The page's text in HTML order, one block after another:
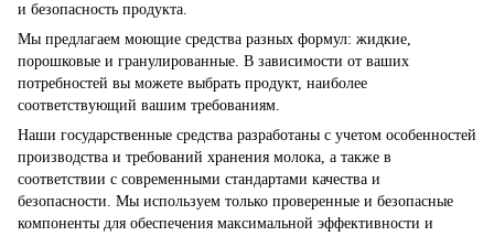
и безопасность продукта.
Мы предлагаем моющие средства разных формул: жидкие,
порошковые и гранулированные. В зависимости от ваших
потребностей вы можете выбрать продукт, наиболее
соответствующий вашим требованиям.
Наши государственные средства разработаны с учетом особенностей
производства и требований хранения молока, а также в
соответствии с современными стандартами качества и
безопасности. Мы используем только проверенные и безопасные
компоненты для обеспечения максимальной эффективности и